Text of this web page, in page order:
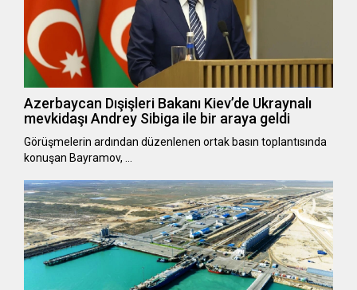
Azerbaycan Dışişleri Bakanı Kiev’de Ukraynalı
mevkidaşı Andrey Sibiga ile bir araya geldi
Görüşmelerin ardından düzenlenen ortak basın toplantısında
konuşan Bayramov, …